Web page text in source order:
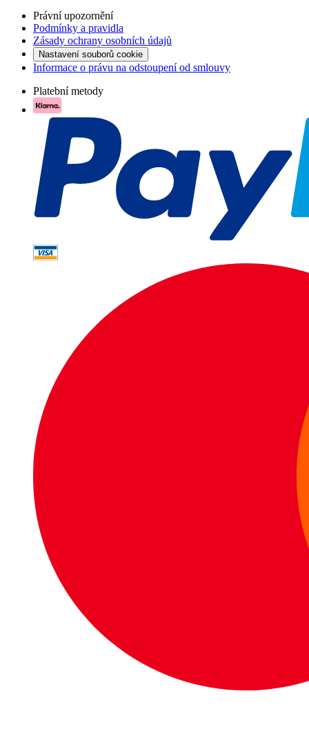
Právní upozornění
Podmínky a pravidla
Zásady ochrany osobních údajů
Nastavení souborů cookie
Informace o právu na odstoupení od smlouvy
Platební metody